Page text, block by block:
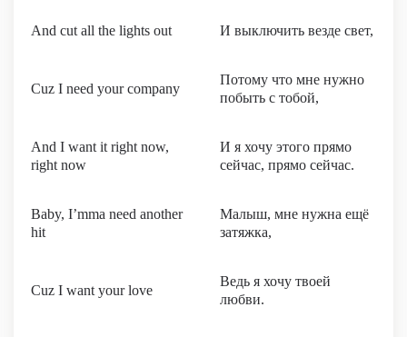
And cut all the lights out И выключить везде свет,
Cuz I need your company
Потому что мне нужно
побыть с тобой,
And I want it right now,
right now
И я хочу этого прямо
сейчас, прямо сейчас.
Baby, I’mma need another
hit
Малыш, мне нужна ещё
затяжка,
Cuz I want your love
Ведь я хочу твоей
любви.